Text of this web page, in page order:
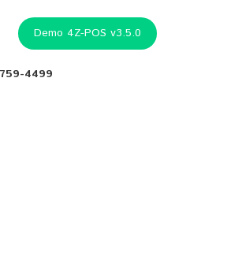
Demo 4Z-POS v3.5.0
4499